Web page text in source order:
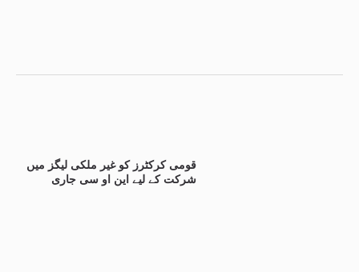
قومی کرکٹرز کو غیر ملکی لیگز میں
شرکت کے لیے این او سی جاری